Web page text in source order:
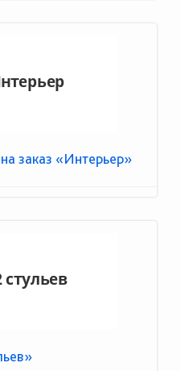
заказ «Интерьер»